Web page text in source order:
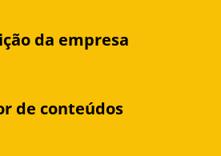
da empresa
de conteúdos